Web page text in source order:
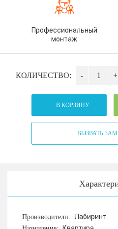
Профессиональный
монтаж
КОЛИЧЕСТВО: - +
В КОРЗИНУ
ВЫЗВАТЬ
Производители: Лабиринт